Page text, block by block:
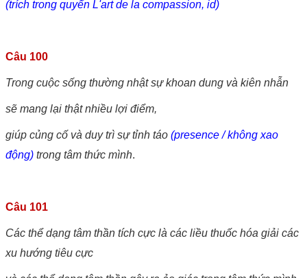
(trích trong quyển L'art de la compassion, id)
Câu 100
Trong cuộc sống thường nhật sự khoan dung và kiên nhẫn
sẽ mang lại thật nhiều lợi điểm,
giúp củng cố và duy trì sự tỉnh táo (presence / không xao
động) trong tâm thức mình.
Câu 101
Các thể dạng tâm thần tích cực là các liều thuốc hóa giải các
xu hướng tiêu cực